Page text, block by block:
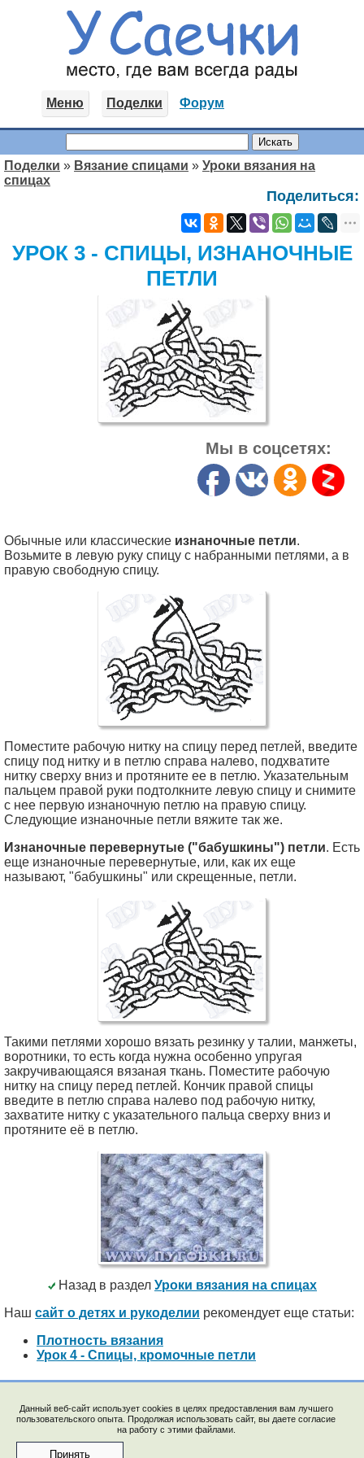
Данный веб-сайт использует cookies в целях предоставления вам лучшего
пользовательского опыта. Продолжая использовать сайт, вы даете согласие
на работу с этими файлами.
Принять
Меню Поделки Форум
Поделки » Вязание спицами » Уроки вязания на
спицах
Поделиться:
УРОК 3 - СПИЦЫ, ИЗНАНОЧНЫЕ
ПЕТЛИ
Мы в соцсетях:
Обычные или классические изнаночные петли.
Возьмите в левую руку спицу с набранными петлями, а в
правую свободную спицу.
Поместите рабочую нитку на спицу перед петлей, введите
спицу под нитку и в петлю справа налево, подхватите
нитку сверху вниз и протяните ее в петлю. Указательным
пальцем правой руки подтолкните левую спицу и снимите
с нее первую изнаночную петлю на правую спицу.
Следующие изнаночные петли вяжите так же.
Изнаночные перевернутые ("бабушкины") петли. Есть
еще изнаночные перевернутые, или, как их еще
называют, "бабушкины" или скрещенные, петли.
Такими петлями хорошо вязать резинку у талии, манжеты,
воротники, то есть когда нужна особенно упругая
закручивающаяся вязаная ткань. Поместите рабочую
нитку на спицу перед петлей. Кончик правой спицы
введите в петлю справа налево под рабочую нитку,
захватите нитку с указательного пальца сверху вниз и
протяните её в петлю.
Назад в раздел Уроки вязания на спицах
Наш сайт о детях и рукоделии рекомендует еще статьи:
Плотность вязания
Урок 4 - Спицы, кромочные петли
© 2009-2023, "Saychata.Ru". E-mail: saechka@saechka.ru
Перепечатка материалов запрещена без ссылки на